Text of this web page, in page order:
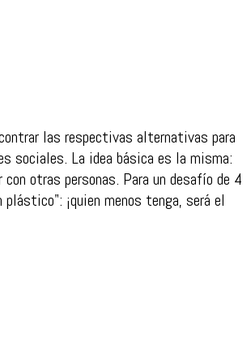
las respectivas alternativas para
sociales. La idea básica es la misma:
otras personas. Para un desafío de 4
¡quien menos tenga, será el